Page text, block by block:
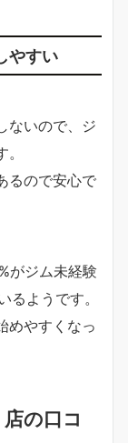
やすい
ないので、ジ
るので安心で
がジム未経験
ようです。
めやすくなっ
の口コ